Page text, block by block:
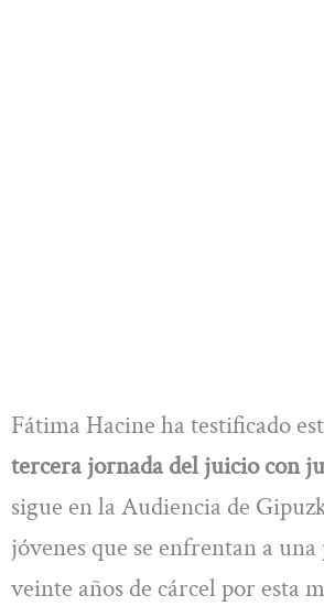
Fátima Hacine ha testificado
tercera jornada del juicio con
sigue en la Audiencia de
jóvenes que se enfrentan a
veinte años de cárcel por esta